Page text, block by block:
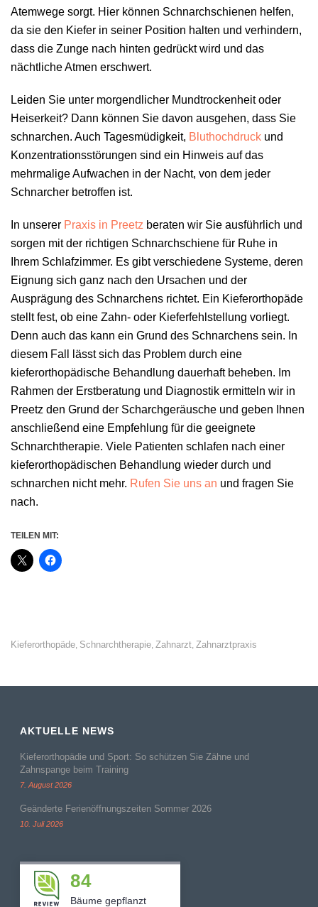
Atemwege sorgt. Hier können Schnarchschienen helfen,
da sie den Kiefer in seiner Position halten und verhindern,
dass die Zunge nach hinten gedrückt wird und das
nächtliche Atmen erschwert.
Leiden Sie unter morgendlicher Mundtrockenheit oder
Heiserkeit? Dann können Sie davon ausgehen, dass Sie
schnarchen. Auch Tagesmüdigkeit, Bluthochdruck und
Konzentrationsstörungen sind ein Hinweis auf das
mehrmalige Aufwachen in der Nacht, von dem jeder
Schnarcher betroffen ist.
In unserer Praxis in Preetz beraten wir Sie ausführlich und
sorgen mit der richtigen Schnarchschiene für Ruhe in
Ihrem Schlafzimmer. Es gibt verschiedene Systeme, deren
Eignung sich ganz nach den Ursachen und der
Ausprägung des Schnarchens richtet. Ein Kieferorthopäde
stellt fest, ob eine Zahn- oder Kieferfehlstellung vorliegt.
Denn auch das kann ein Grund des Schnarchens sein. In
diesem Fall lässt sich das Problem durch eine
kieferorthopädische Behandlung dauerhaft beheben. Im
Rahmen der Erstberatung und Diagnostik ermitteln wir in
Preetz den Grund der Scharchgeräusche und geben Ihnen
anschließend eine Empfehlung für die geeignete
Schnarchtherapie. Viele Patienten schlafen nach einer
kieferorthopädischen Behandlung wieder durch und
schnarchen nicht mehr. Rufen Sie uns an und fragen Sie
nach.
TEILEN MIT:
Kieferorthopäde, Schnarchtherapie, Zahnarzt, Zahnarztpraxis
AKTUELLE NEWS
Kieferorthopädie und Sport: So schützen Sie Zähne und
Zahnspange beim Training
7. August 2026
Geänderte Ferienöffnungszeiten Sommer 2026
10. Juli 2026
84
Bäume gepflanzt